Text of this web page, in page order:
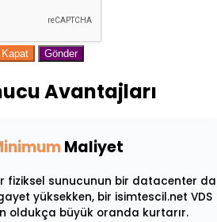
Kapat Gönder
Avantajları
Maliyet
fiziksel sunucunun bir datacenter da
yüksekken, bir isimtescil.net VDS
oldukça büyük oranda kurtarır.